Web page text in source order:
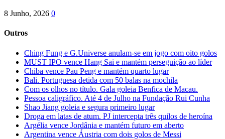
8 Junho, 2026 0
Outros
Ching Fung e G.Universe anulam-se em jogo com oito golos
MUST IPO vence Hang Sai e mantém perseguição ao líder
Chiba vence Pau Peng e mantém quarto lugar
Bali. Portuguesa detida com 50 balas na mochila
Com os olhos no título. Gala goleia Benfica de Macau.
Pessoa caligráfico. Até 4 de Julho na Fundação Rui Cunha
Shao Jiang goleia e segura primeiro lugar
Droga em latas de atum. PJ intercepta três quilos de heroína
Argélia vence Jordânia e mantém futuro em aberto
Argentina vence Áustria com dois golos de Messi